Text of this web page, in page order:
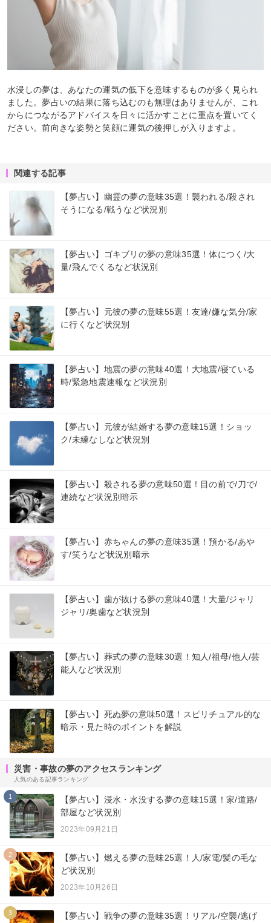
水浸しの夢は、あなたの運気の低下を意味するものが多く見られ
ました。夢占いの結果に落ち込むのも無理はありませんが、これ
からにつながるアドバイスを日々に活かすことに重点を置いてく
ださい。前向きな姿勢と笑顔に運気の後押しが入りますよ。
関連する記事
【夢占い】幽霊の夢の意味35選！襲われる/殺され
そうになる/戦うなど状況別
【夢占い】ゴキブリの夢の意味35選！体につく/大
量/飛んでくるなど状況別
【夢占い】元彼の夢の意味55選！友達/嫌な気分/家
に行くなど状況別
【夢占い】地震の夢の意味40選！大地震/寝ている
時/緊急地震速報など状況別
【夢占い】元彼が結婚する夢の意味15選！ショッ
ク/未練なしなど状況別
【夢占い】殺される夢の意味50選！目の前で/刀で/
連続など状況別暗示
【夢占い】赤ちゃんの夢の意味35選！預かる/あや
す/笑うなど状況別暗示
【夢占い】歯が抜ける夢の意味40選！大量/ジャリ
ジャリ/奥歯など状況別
【夢占い】葬式の夢の意味30選！知人/祖母/他人/芸
能人など状況別
【夢占い】死ぬ夢の意味50選！スピリチュアル的な
暗示・見た時のポイントを解説
災害・事故の夢のアクセスランキング
人気のある記事ランキング
1
【夢占い】浸水・水没する夢の意味15選！家/道路/
部屋など状況別
2023年09月21日
2
【夢占い】燃える夢の意味25選！人/家電/髪の毛な
ど状況別
2023年10月26日
3
【夢占い】戦争の夢の意味35選！リアル/空襲/逃げ